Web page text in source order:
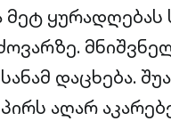
მეტ
დაცხება.
აღარ